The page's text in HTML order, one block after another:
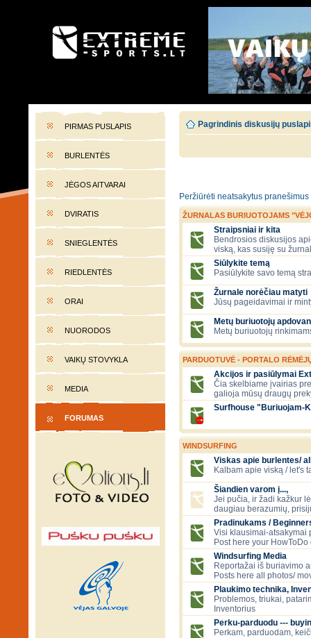
EXTREME-SPORTS.LT
PIRMAS PUSLAPIS
BURLENTĖS
JĖGOS AITVARAI
DVIRATIS
SNIEGLENTĖS
RIEDLENTĖS
ORAI
NUORODOS
VAIKŲ STOVYKLA
MEDIA
FORUMAS
Pagrindinis diskusijų
Peržiūrėti neatsakytus pranešimus
ŽURNALAS BURIUOTOJAMS
Straipsniai ir kita
Bendrosios diskusijos
viską, kas susiję su
Siūlykite temą
Pasiūlykite savo temą
Žurnale norėčiau matyti
Jūsų pageidavimai ir
Metų buriuotojų
Metų buriuotojų
PARDUOTUVĖ - PORTALO
Akcijos ir pasiūlymai
Čia skelbiame įvairias
galioja mūsų draugų
Surfhouse "Buriuojam-
WINDSURFING
Viskas apie burlentes/
Kalbam apie viską / let's
Šiandien varom į...,
Jei pučia, ir žadi kažkur
daugiau berazumių,
Pradinukams /
Visi klausimai-atsakymai
Post here your
Windsurfing Media
Reportažai iš buriavimo
Posts here all photos/
Plaukimo technika,
Problemos, triukai,
Inventorius
Perku-parduodu ---
Perkam, parduodam,